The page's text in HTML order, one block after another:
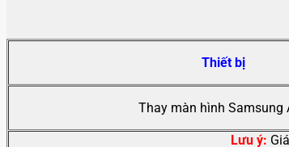
Thiết bị
Thay màn hình Samsung
Lưu ý: